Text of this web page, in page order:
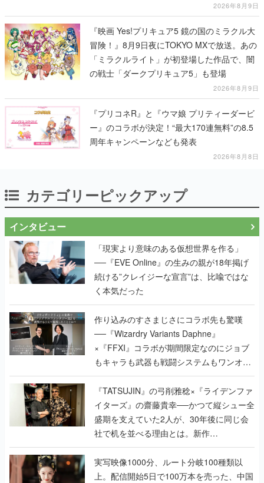
2026年8月9日
『映画 Yes!プリキュア5 鏡の国のミラクル大
冒険！』8月9日夜にTOKYO MXで放送。あの
「ミラクルライト」が初登場した作品で、闇
の戦士「ダークプリキュア5」も登場
2026年8月9日
『プリコネR』と『ウマ娘 プリティーダービ
ー』のコラボが決定！“最大170連無料”の8.5
周年キャンペーンなども発表
2026年8月8日
カテゴリーピックアップ
インタビュー
「現実より意味のある仮想世界を作る」
──『EVE Online』の生みの親が18年掲げ
続ける”クレイジーな宣言”は、比喩ではな
く本気だった
作り込みのすさまじさにコラボ先も驚嘆
──『Wizardry Variants Daphne』
×『FFXI』コラボが期間限定なのにジョブ
もキャラも武器も戦闘システムもワンオフ
で作り込まれた理由を両ディレクターに聞
く
『TATSUJIN』の弓削雅稔×『ライデンファ
イターズ』の齋藤貴幸──かつて縦シュー全
盛期を支えていた2人が、30年後に同じ会
社で机を並べる理由とは。新作
『TATSUJIN EXTREME』で初タッグを組
んだレジェンド2人に訊く開発秘話
実写映像1000分、ルート分岐100種類以
上。配信開始5日で100万本を売った、中国